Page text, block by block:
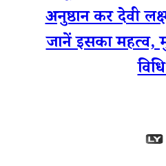
अनुष्ठान कर देवी
जानें इसका महत्व,